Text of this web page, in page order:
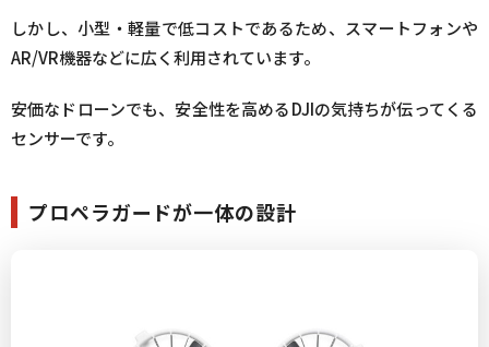
しかし、小型・軽量で低コストであるため、スマートフォンや
AR/VR機器などに広く利用されています。
安価なドローンでも、安全性を高めるDJIの気持ちが伝ってくる
センサーです。
プロペラガードが一体の設計